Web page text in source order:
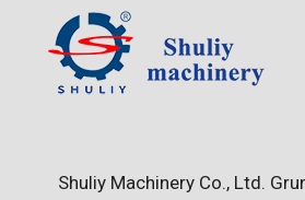
Shuliy Machinery Co., Ltd.